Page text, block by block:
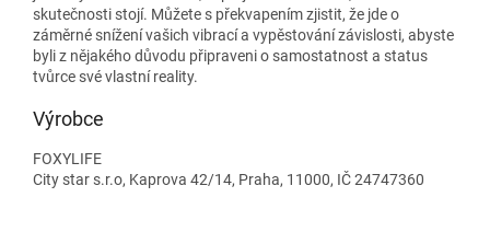
skutečnosti stojí. Můžete s překvapením zjistit, že jde o
záměrné snížení vašich vibrací a vypěstování závislosti, abyste
byli z nějakého důvodu připraveni o samostatnost a status
tvůrce své vlastní reality.
Výrobce
FOXYLIFE
City star s.r.o, Kaprova 42/14, Praha, 11000, IČ 24747360